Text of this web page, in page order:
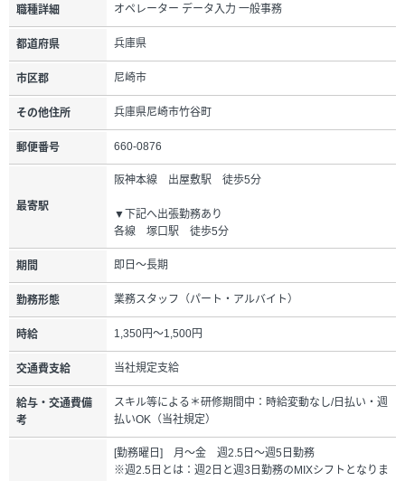
職種詳細 オペレーター データ入力 一般事務
都道府県 兵庫県
市区郡 尼崎市
その他住所 兵庫県尼崎市竹谷町
郵便番号 660-0876
最寄駅
阪神本線 出屋敷駅 徒歩5分
▼下記へ出張勤務あり
各線 塚口駅 徒歩5分
期間 即日～長期
勤務形態 業務スタッフ（パート・アルバイト）
時給 1,350円～1,500円
交通費支給 当社規定支給
給与・交通費備
考
スキル等による＊研修期間中：時給変動なし/日払い・週
払いOK（当社規定）
[勤務曜日] 月～金 週2.5日～週5日勤務
※週2.5日とは：週2日と週3日勤務のMIXシフトとなりま